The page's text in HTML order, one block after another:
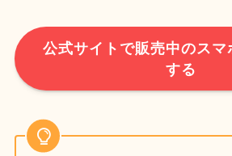
公式サイトで販売中のスマ
する